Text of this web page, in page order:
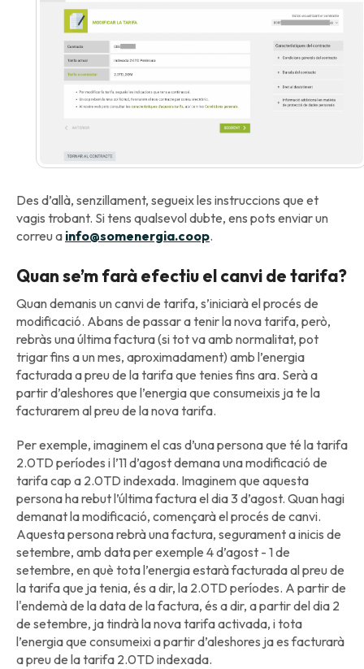
Des d’allà, senzillament, segueix les instruccions que et
vagis trobant. Si tens qualsevol dubte, ens pots enviar un
correu a info@somenergia.coop.
Quan se’m farà efectiu el canvi de tarifa?
Quan demanis un canvi de tarifa, s’iniciarà el procés de
modificació. Abans de passar a tenir la nova tarifa, però,
rebràs una última factura (si tot va amb normalitat, pot
trigar fins a un mes, aproximadament) amb l’energia
facturada a preu de la tarifa que tenies fins ara. Serà a
partir d’aleshores que l’energia que consumeixis ja te la
facturarem al preu de la nova tarifa.
Per exemple, imaginem el cas d’una persona que té la tarifa
2.0TD períodes i l’11 d’agost demana una modificació de
tarifa cap a 2.0TD indexada. Imaginem que aquesta
persona ha rebut l’última factura el dia 3 d’agost. Quan hagi
demanat la modificació, començarà el procés de canvi.
Aquesta persona rebrà una factura, segurament a inicis de
setembre, amb data per exemple 4 d’agost - 1 de
setembre, en què tota l’energia estarà facturada al preu de
la tarifa que ja tenia, és a dir, la 2.0TD períodes. A partir de
l'endemà de la data de la factura, és a dir, a partir del dia 2
de setembre, ja tindrà la nova tarifa activada, i tota
l’energia que consumeixi a partir d’aleshores ja es facturarà
a preu de la tarifa 2.0TD indexada.